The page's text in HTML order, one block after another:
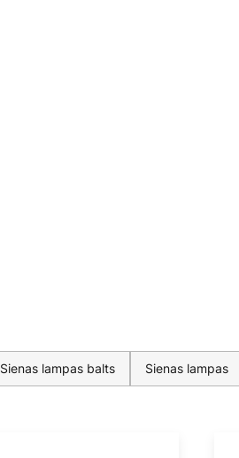
Sienas lampas balts Sienas lampas